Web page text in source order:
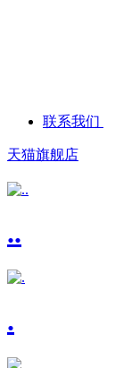
联系我们
天猫旗舰店
..
.